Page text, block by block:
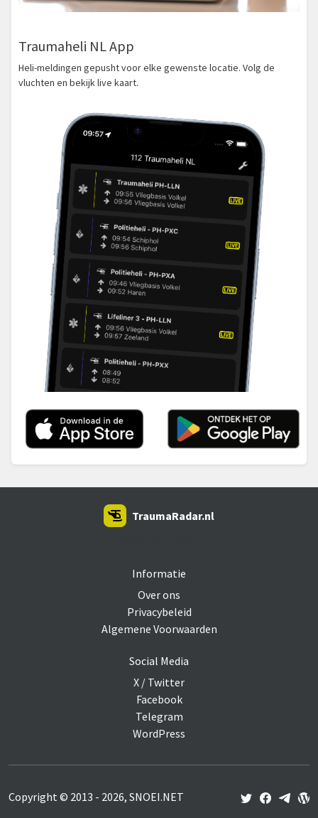
Traumaheli NL App
Heli-meldingen gepusht voor elke gewenste locatie. Volg de
vluchten en bekijk live kaart.
Informatie
Over ons
Privacybeleid
Algemene Voorwaarden
Social Media
X / Twitter
Facebook
Telegram
WordPress
TraumaRadar.nl
Copyright © 2013 - 2026, SNOEI.NET